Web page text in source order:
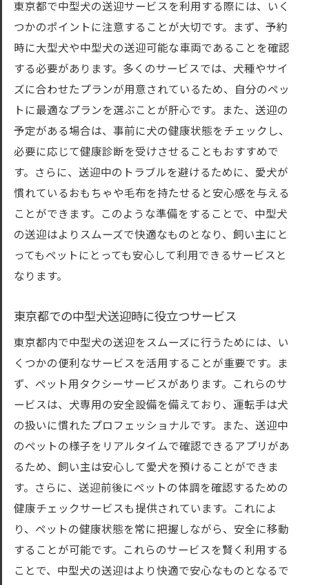
東京都で中型犬の送迎サービスを利用する際には、いく
つかのポイントに注意することが大切です。まず、予約
時に大型犬や中型犬の送迎可能な車両であることを確認
する必要があります。多くのサービスでは、犬種やサイ
ズに合わせたプランが用意されているため、自分のペッ
トに最適なプランを選ぶことが肝心です。また、送迎の
予定がある場合は、事前に犬の健康状態をチェックし、
必要に応じて健康診断を受けさせることもおすすめで
す。さらに、送迎中のトラブルを避けるために、愛犬が
慣れているおもちゃや毛布を持たせると安心感を与える
ことができます。このような準備をすることで、中型犬
の送迎はよりスムーズで快適なものとなり、飼い主にと
ってもペットにとっても安心して利用できるサービスと
なります。
東京都での中型犬送迎時に役立つサービス
東京都内で中型犬の送迎をスムーズに行うためには、い
くつかの便利なサービスを活用することが重要です。ま
ず、ペット用タクシーサービスがあります。これらのサ
ービスは、犬専用の安全設備を備えており、運転手は犬
の扱いに慣れたプロフェッショナルです。また、送迎中
のペットの様子をリアルタイムで確認できるアプリがあ
るため、飼い主は安心して愛犬を預けることができま
す。さらに、送迎前後にペットの体調を確認するための
健康チェックサービスも提供されています。これによ
り、ペットの健康状態を常に把握しながら、安全に移動
することが可能です。これらのサービスを賢く利用する
ことで、中型犬の送迎はより快適で安心なものとなるで